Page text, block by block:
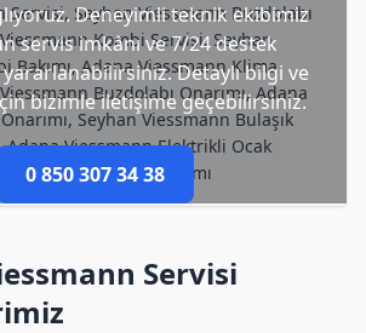
Deneyimli teknik ekibimiz
servis imkânı ve 7/24 destek
Detaylı bilgi ve
bizimle iletişime geçebilirsiniz.
0 850 307 34 38
Servisi, Seyhan Viessmann Buzdolabı
Kombi Servisi, Seyhan
Bakımı, Adana Viessmann Klima
Buzdolabı Onarımı, Adana
Seyhan Viessmann Bulaşık
Adana Viessmann Elektrikli Ocak
Kombi Onarımı
Servisi